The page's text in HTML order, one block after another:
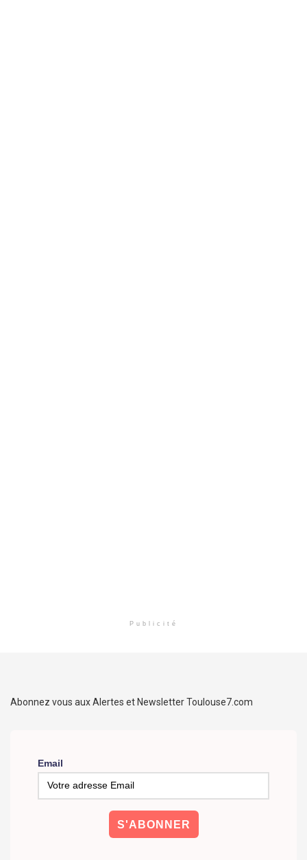
Publicité
Abonnez vous aux Alertes et Newsletter Toulouse7.com
Email